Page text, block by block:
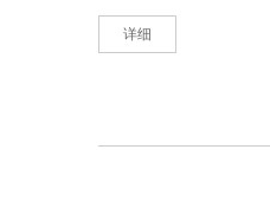
详细